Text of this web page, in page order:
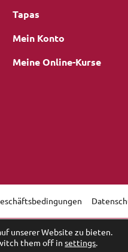
Tapas
Mein Konto
Meine Online-Kurse
unserer Website zu bieten.
them off insettings.